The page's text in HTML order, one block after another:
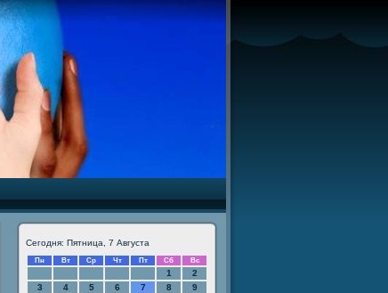
Сегодня: Пятница, 7 Августа
Пн Вт Ср Чт Пт Сб Вс
1
2
3
4 5 6 7 8
9